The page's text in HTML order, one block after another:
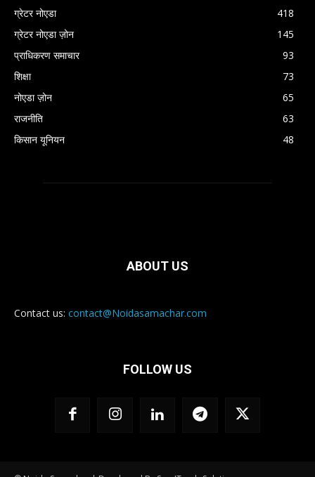
ग्रेटर नोएडा
418
ग्रेटर नोएडा ज़ोन
145
प्राधिकरण समाचार
93
शिक्षा
73
नोएडा ज़ोन
65
राजनीति
63
किसान यूनियन
48
ABOUT US
Contact us: contact@Noidasamachar.com
FOLLOW US